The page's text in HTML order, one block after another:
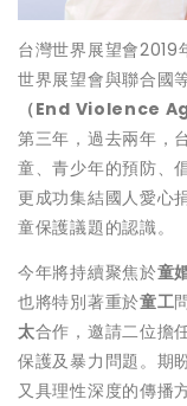
台灣世界展望會2019
世界展望會與聯合國
（End Violence
第三年，過去兩年，
童、青少年的預防、
更成功集結國人愛心
童保護議題的認識。
今年將持續聚焦於童
也將特別著重於童工
太合作，邀請二位擔
保護及暴力問題。期
又具理性深度的傳播